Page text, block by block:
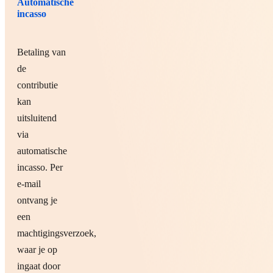
incasso
Betaling van
de
contributie
kan
uitsluitend
via
automatische
incasso. Per
e-mail
ontvang je
een
machtigingsverzoek,
waar je op
ingaat door